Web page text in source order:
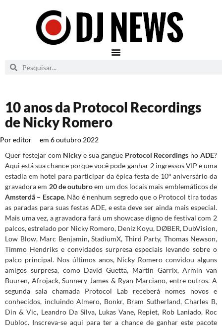
10 anos da Protocol Recordings
de Nicky Romero
Poreditor em 6 outubro 2022
Quer festejar com Nickye sua gangue Protocol Recordings noADE?
Aqui está sua chance porque você pode ganhar 2 ingressos VIP e uma
estadia em hotel para participar da épica festa de 10º aniversário da
gravadora em 20 de outubroem um dos locais mais emblemáticos de
Amsterdã – Escape. Não é nenhum segredo que o Protocol tira todas
as paradas para suas festas ADE, e esta deve ser ainda mais especial.
Mais uma vez, a gravadora fará um showcase digno de festival com 2
palcos, estrelado por Nicky Romero, Deniz Koyu, DØBER, DubVision,
Low Blow, Marc Benjamin, StadiumX, Third Party, Thomas Newson,
Timmo Hendriks e convidados surpresa especiais levando sobre o
palco principal. Nos últimos anos, Nicky Romero convidou alguns
amigos surpresa, como David Guetta, Martin Garrix, Armin van
Buuren, Afrojack, Sunnery James & Ryan Marciano, entre outros. A
segunda sala chamada Protocol Lab receberá nomes novos e
conhecidos, incluindo Almero, Bonkr, Bram Sutherland, Charles B,
Din & Vic, Leandro Da Silva, Lukas Vane, Repiet, Rob Laniado, Roc
Dubloc. Inscreva-se aqui para ter a chance de ganhar este pacote